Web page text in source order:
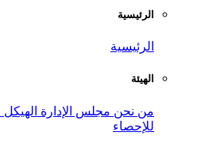
الرئيسية
الرئيسية
الهيئة
من نحن مجلس الإدارة
للإحصاء